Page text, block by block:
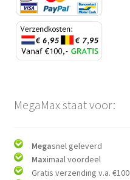
MegaMax staat voor:
Megasnel geleverd
Maximaal voordeel
Gratis verzending v.a. €100